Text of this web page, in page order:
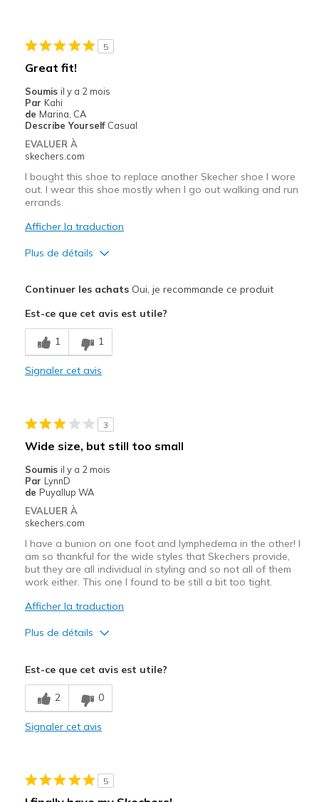
Les meilleures utilisations
Casual Wear
Travel
Width
Feels too narrow
Sizing
View On Shoes
5
Great fit!
Soumis il y a 2 mois
Par Kahi
de Marina, CA
Describe Yourself Casual
EVALUER À
skechers.com
I bought this shoe to replace another Skecher shoe I wore
out. I wear this shoe mostly when I go out walking and run
errands.
Afficher la traduction
Plus de détails
Breathe Well
Comfortable
Les meilleures utilisations
Travel
Width
View On Shoes
Shoes are for Wearing
Continuer les achatsOui, je recommande ce produit
Est-ce que cet avis est utile?
1 1
Signaler cet avis
3
Wide size, but still too small
Soumis il y a 2 mois
Par LynnD
de Puyallup WA
EVALUER À
skechers.com
I have a bunion on one foot and lymphedema in the other! I
am so thankful for the wide styles that Skechers provide,
but they are all individual in styling and so not all of them
work either. This one I found to be still a bit too tight.
Afficher la traduction
Plus de détails
Sizing
Est-ce que cet avis est utile?
2 0
Signaler cet avis
5